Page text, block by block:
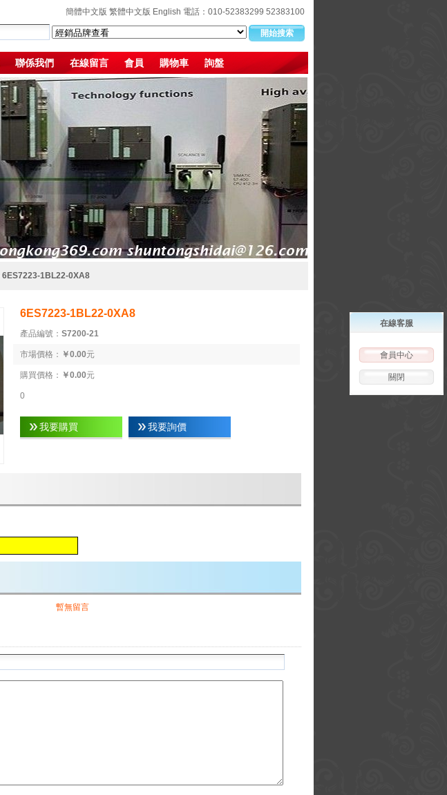
簡體中文版 繁體中文版 English 電話：010-52383299 52383100
聯係我們 在線留言 會員 購物車 詢盤
6ES7223-1BL22-0XA8
6ES7223-1BL22-0XA8
產品編號： S7200-21
市場價格： ￥0.00元
購買價格： ￥0.00元
0
我要購買 我要詢價
暫無留言
在線客服
會員中心
關閉